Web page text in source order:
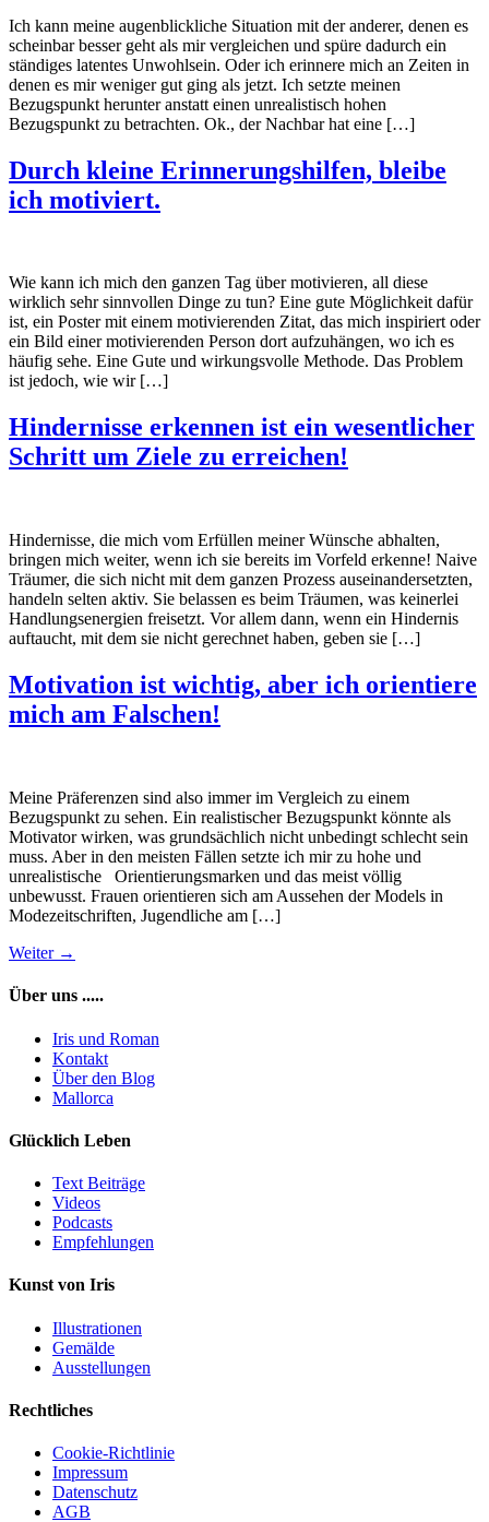
Ich kann meine augenblickliche Situation mit der anderer, denen es
scheinbar besser geht als mir vergleichen und spüre dadurch ein
ständiges latentes Unwohlsein. Oder ich erinnere mich an Zeiten in
denen es mir weniger gut ging als jetzt. Ich setzte meinen
Bezugspunkt herunter anstatt einen unrealistisch hohen
Bezugspunkt zu betrachten. Ok., der Nachbar hat eine […]
Durch kleine Erinnerungshilfen, bleibe
ich motiviert.
Wie kann ich mich den ganzen Tag über motivieren, all diese
wirklich sehr sinnvollen Dinge zu tun? Eine gute Möglichkeit dafür
ist, ein Poster mit einem motivierenden Zitat, das mich inspiriert oder
ein Bild einer motivierenden Person dort aufzuhängen, wo ich es
häufig sehe. Eine Gute und wirkungsvolle Methode. Das Problem
ist jedoch, wie wir […]
Hindernisse erkennen ist ein wesentlicher
Schritt um Ziele zu erreichen!
Hindernisse, die mich vom Erfüllen meiner Wünsche abhalten,
bringen mich weiter, wenn ich sie bereits im Vorfeld erkenne! Naive
Träumer, die sich nicht mit dem ganzen Prozess auseinandersetzten,
handeln selten aktiv. Sie belassen es beim Träumen, was keinerlei
Handlungsenergien freisetzt. Vor allem dann, wenn ein Hindernis
auftaucht, mit dem sie nicht gerechnet haben, geben sie […]
Motivation ist wichtig, aber ich orientiere
mich am Falschen!
Meine Präferenzen sind also immer im Vergleich zu einem
Bezugspunkt zu sehen. Ein realistischer Bezugspunkt könnte als
Motivator wirken, was grundsächlich nicht unbedingt schlecht sein
muss. Aber in den meisten Fällen setzte ich mir zu hohe und
unrealistische Orientierungsmarken und das meist völlig
unbewusst. Frauen orientieren sich am Aussehen der Models in
Modezeitschriften, Jugendliche am […]
Weiter →
Über uns .....
Iris und Roman
Kontakt
Über den Blog
Mallorca
Glücklich Leben
Text Beiträge
Videos
Podcasts
Empfehlungen
Kunst von Iris
Illustrationen
Gemälde
Ausstellungen
Rechtliches
Cookie-Richtlinie
Impressum
Datenschutz
AGB